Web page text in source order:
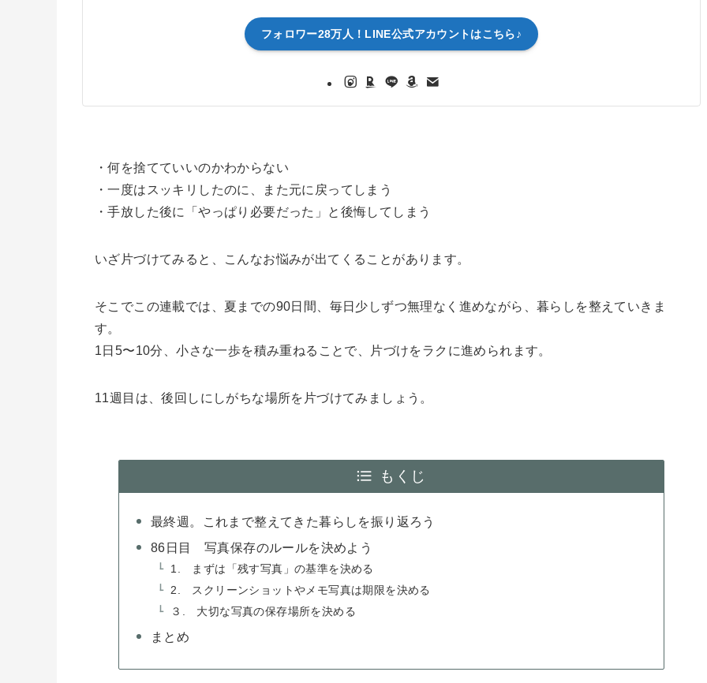
フォロワー28万人！LINE公式アカウントはこちら♪
・何を捨てていいのかわからない
・一度はスッキリしたのに、また元に戻ってしまう
・手放した後に「やっぱり必要だった」と後悔してしまう
いざ片づけてみると、こんなお悩みが出てくることがあります。
そこでこの連載では、夏までの90日間、毎日少しずつ無理なく進めながら、暮らしを整えていきま
す。
1日5〜10分、小さな一歩を積み重ねることで、片づけをラクに進められます。
11週目は、後回しにしがちな場所を片づけてみましょう。
もくじ
最終週。これまで整えてきた暮らしを振り返ろう
86日目 写真保存のルールを決めよう
1. まずは「残す写真」の基準を決める
2. スクリーンショットやメモ写真は期限を決める
３. 大切な写真の保存場所を決める
まとめ